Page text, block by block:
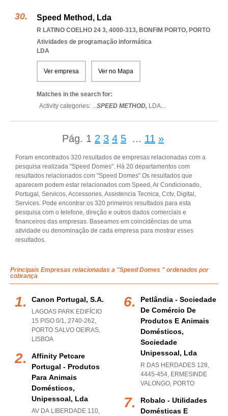
Speed Method, Lda
R LATINO COELHO 24 3, 4000-313, BONFIM PORTO, PORTO
Atividades de programação informática
LDA
Ver empresa Ver no Mapa
Matches in the search for:
Activity categories: ...SPEED METHOD, LDA...
Pág. 1 2 3 4 5 ... 11 »
Foram encontrados 320 resultados de empresas relacionadas com a
pesquisa realizada "Speed Domes". Há 20 departamentos com
resultados relacionados com "Speed Domes".Os resultados que
aparecem podem estar relacionados com Speed, Ar Condicionado,
Portugal, Servicos, Accessories, Assistencia Tecnica, Cctv, Digital,
Services. Pode encontrar os 320 primeiros resultados para esta
pesquisa com o telefone, direção e outros dados comerciais e
financeiros das empresas. Baseamos em coincidências de uma
atividade ou denominação de cada empresa para mostrar esses
resultados.
Principais Empresas relacionadas a "Speed Domes " ordenados por
cobrança
Canon Portugal, S.a.
LAGOAS PARK EDIFÍCIO
15 PISO 0/1, 2740-262,
PORTO SALVO OEIRAS,
LISBOA
Affinity Petcare
Portugal - Produtos
Para Animais
Domésticos,
Unipessoal, Lda
AV DA LIBERDADE 110,
Petlândia - Sociedade
De Comércio De
Produtos E Animais
Domésticos,
Sociedade
Unipessoal, Lda
R DAS HERDADES 128,
4445-454, ERMESINDE
VALONGO, PORTO
Robalo - Utilidades
Domésticas E